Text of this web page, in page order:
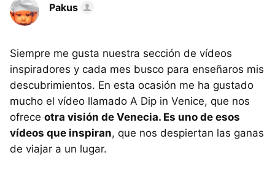
Pakus
Siempre me gusta nuestra sección de vídeos
inspiradores y cada mes busco para enseñaros mis
descubrimientos. En esta ocasión me ha gustado
mucho el vídeo llamado A Dip in Venice, que nos
ofrece otra visión de Venecia. Es uno de esos
vídeos que inspiran, que nos despiertan las ganas
de viajar a un lugar.